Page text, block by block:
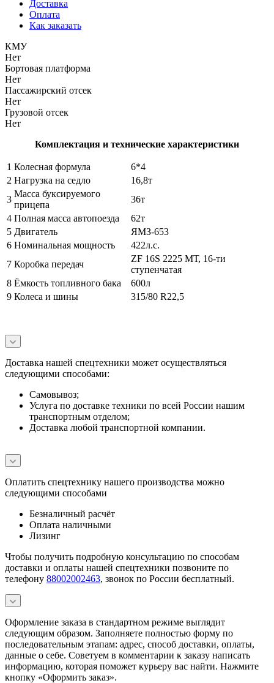
Доставка
Оплата
Как заказать
КМУ
Нет
Бортовая платформа
Нет
Пассажирский отсек
Нет
Грузовой отсек
Нет
Комплектация и технические характеристики
1 Колесная формула
6*4
2 Нагрузка на седло
16,8т
3
Масса буксируемого
прицепа
36т
4 Полная масса автопоезда
62т
5 Двигатель
ЯМЗ-653
6 Номинальная мощность
422л.с.
7 Коробка передач
ZF 16S 2225 МТ, 16-ти
ступенчатая
8 Ёмкость топливного бака
600л
9 Колеса и шины 315/80 R22,5
Доставка нашей спецтехники может осуществляться
следующими способами:
Самовывоз;
Услуга по доставке техники по всей России нашим
транспортным отделом;
Доставка любой транспортной компании.
Оплатить спецтехнику нашего производства можно
следующими способами
Безналичный расчёт
Оплата наличными
Лизинг
Чтобы получить подробную консультацию по способам
доставки и оплаты нашей спецтехники позвоните по
телефону 88002002463, звонок по России бесплатный.
Оформление заказа в стандартном режиме выглядит
следующим образом. Заполняете полностью форму по
последовательным этапам: адрес, способ доставки, оплаты,
данные о себе. Советуем в комментарии к заказу написать
информацию, которая поможет курьеру вас найти. Нажмите
кнопку «Оформить заказ».